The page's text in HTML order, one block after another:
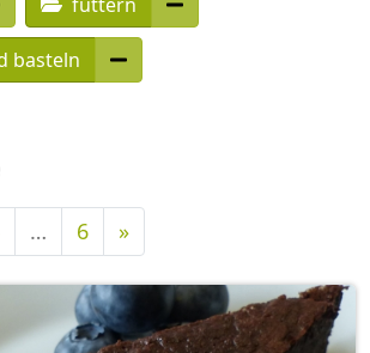
basteln
… 6 »Nächste